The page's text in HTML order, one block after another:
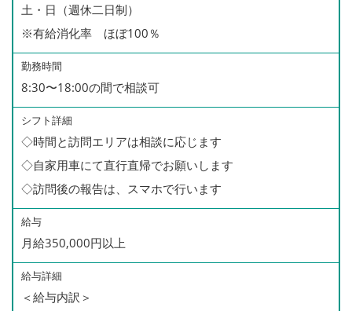
ご希望の働き方をお聞かせください。
*愛知訪問看護ステーションは、
名古屋市全域、あま市等が
訪問担当エリアとなっております。
その他のエリア訪問も可能な方も、
是非ご相談ください。
土・日（週休二日制）
※有給消化率 ほぼ100％
勤務時間
8:30〜18:00の間で相談可
シフト詳細
◇時間と訪問エリアは相談に応じます
◇自家用車にて直行直帰でお願いします
◇訪問後の報告は、スマホで行います
給与
月給350,000円以上
給与詳細
＜給与内訳＞